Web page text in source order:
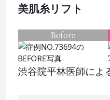
美肌糸リフト
渋谷院平林医師によ
Before